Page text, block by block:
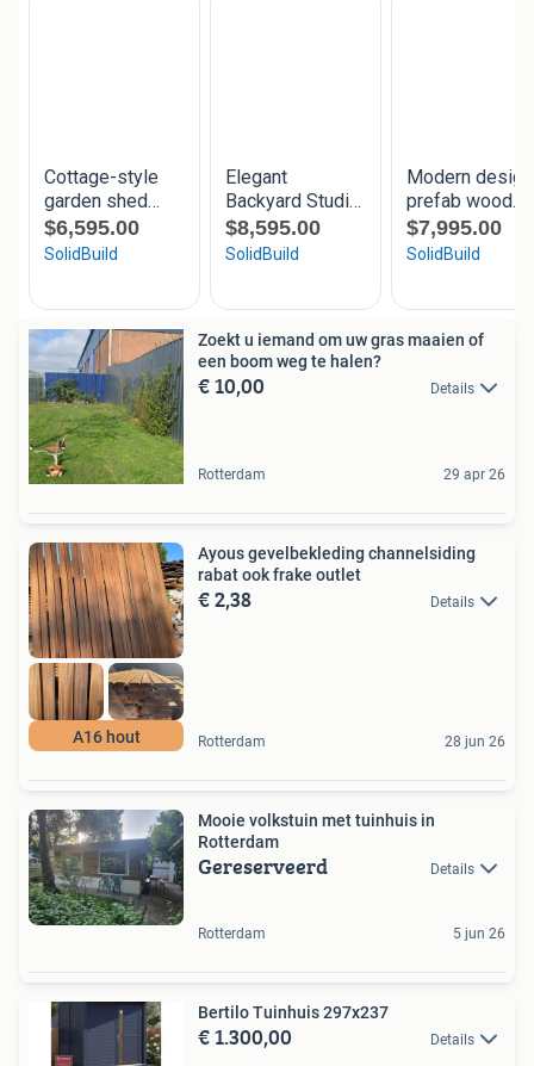
Zoekt u iemand om uw gras maaien of
een boom weg te halen?
€ 10,00 Details
Rotterdam 29 apr 26
A16 hout
Ayous gevelbekleding channelsiding
rabat ook frake outlet
€ 2,38 Details
Rotterdam 28 jun 26
Mooie volkstuin met tuinhuis in
Rotterdam
Gereserveerd Details
Rotterdam 5 jun 26
Bertilo Tuinhuis 297x237
€ 1.300,00 Details